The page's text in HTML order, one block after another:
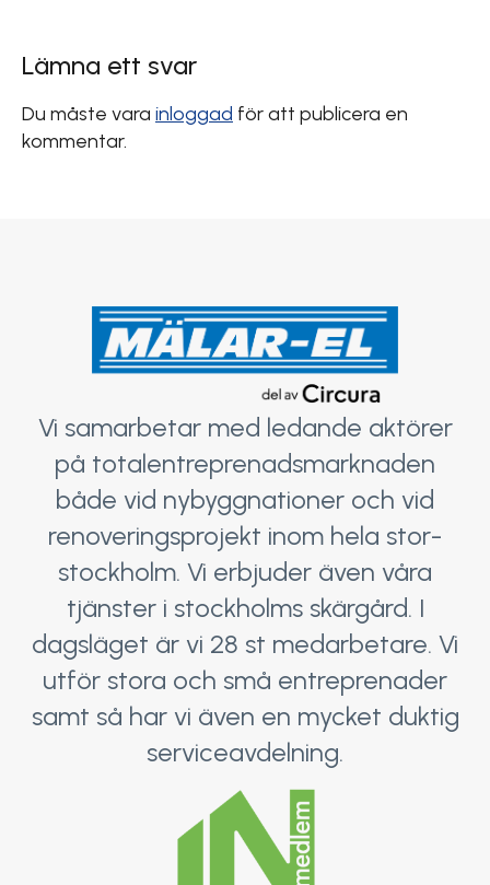
Lämna ett svar
Du måste vara inloggad för att publicera en
kommentar.
Vi samarbetar med ledande aktörer
på totalentreprenadsmarknaden
både vid nybyggnationer och vid
renoveringsprojekt inom hela stor-
stockholm. Vi erbjuder även våra
tjänster i stockholms skärgård. I
dagsläget är vi 28 st medarbetare. Vi
utför stora och små entreprenader
samt så har vi även en mycket duktig
serviceavdelning.